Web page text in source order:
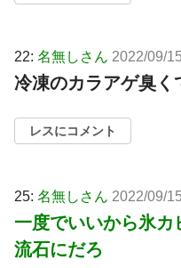
22: 名無しさん 2022/09/
冷凍のカラアゲ臭く
レスにコメント
25: 名無しさん 2022/09/
一度でいいから氷カ
流石にだろ